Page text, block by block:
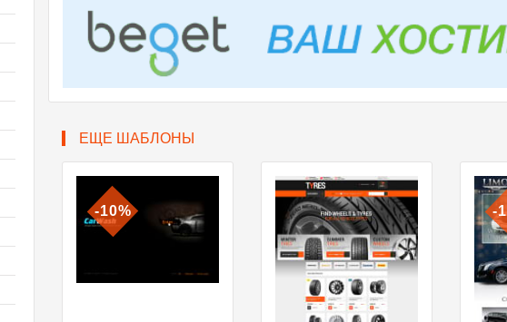
ЕЩЕ ШАБЛОНЫ
-10% -